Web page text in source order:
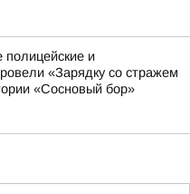
полицейские и
«Зарядку со стражем
«Сосновый бор»